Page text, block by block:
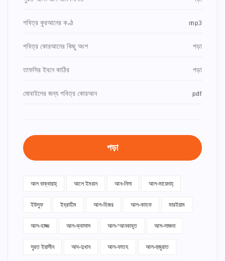
পবিত্র কুরআনের কণ্ঠ
mp3
পবিত্র কোরআনের কিছু অংশ
পড়া
তাফসির ইবনে কাঠির
পড়া
মোবাইলের জন্য পবিত্র কোরআন
pdf
পড়া
আল বাক্বারাহ্ আলে ইমরান আন-নিসা
আল-মায়েদাহ্
ইউসুফ
ইব্রাহীম আল-হিজর আল-কাহফ
মারইয়াম
আল-হাজ্জ
আল-ক্বাসাস আল-‘আনকাবূত
আস-সাজদা
সুরত ইয়াসীন
আদ-দুখান আল-ফাতহ
আল-হুজুরাত